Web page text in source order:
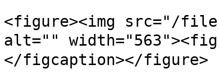
<figure><img src="/
alt=""
</figcaption></figure>